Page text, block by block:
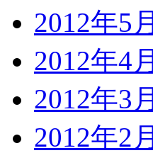
2012年5月
2012年4月
2012年3月
2012年2月